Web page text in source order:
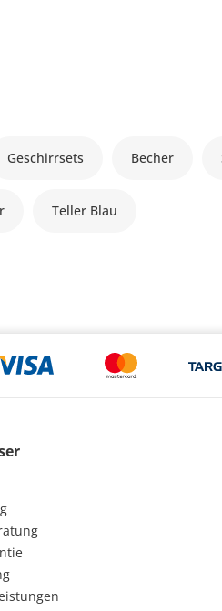
Geschirrsets Becher
Teller Blau